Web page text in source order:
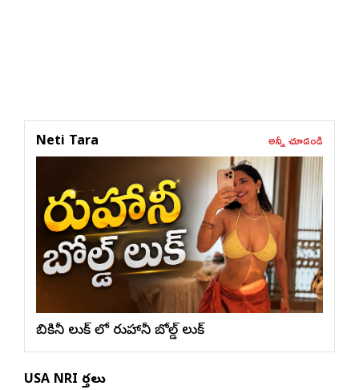
Neti Tara అన్నీ చూడండి
బికినీ లుక్ లో రుహానీ బోల్డ్ లుక్
USA NRI వార్తలు